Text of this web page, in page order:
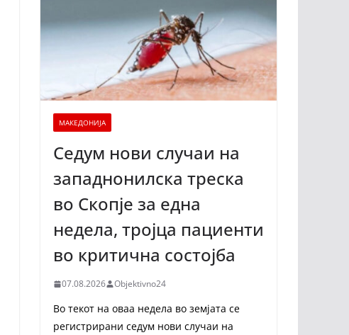
МАКЕДОНИЈА
Седум нови случаи на
западнонилска треска
во Скопје за една
недела, тројца пациенти
во критична состојба
07.08.2026 Objektivno24
Во текот на оваа недела во земјата се
регистрирани седум нови случаи на